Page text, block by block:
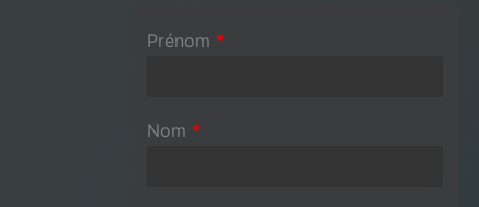
Prénom *
Nom *